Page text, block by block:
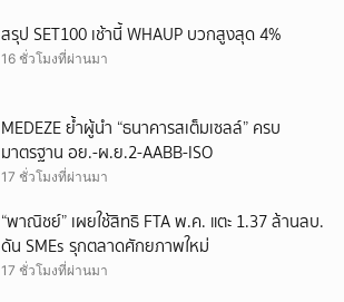
สรุป SET100 เช้านี้ WHAUP บวกสูงสุด 4%
16 ชั่วโมงที่ผ่านมา
MEDEZE ย้ำผู้นำ “ธนาคารสเต็มเซลล์” ครบ
มาตรฐาน อย.-ผ.ย.2-AABB-ISO
17 ชั่วโมงที่ผ่านมา
“พาณิชย์” เผยใช้สิทธิ FTA พ.ค. แตะ 1.37 ล้านลบ.
ดัน SMEs รุกตลาดศักยภาพใหม่
17 ชั่วโมงที่ผ่านมา